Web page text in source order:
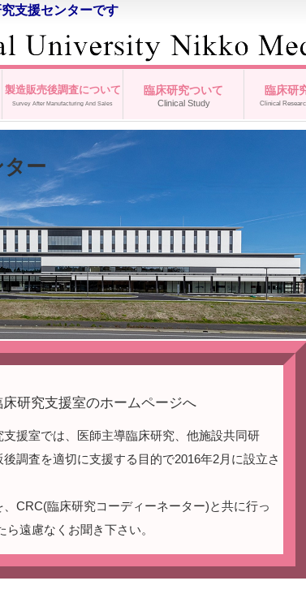
支援センターです
ー
研究支援室のホームページへ
援室では、医師主導臨床研究、他施設共同研
調査を適切に支援する目的で2016年2月に設立さ
CRC(臨床研究コーディーネーター)と共に行っ
遠慮なくお聞き下さい。
製造販売後調査について
Survey After Manufacturing And Sales
臨床研究ついて
Clinical Study
臨床研
Clinical